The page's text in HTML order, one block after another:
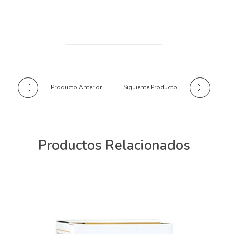
Producto Anterior Siguiente Producto
Productos Relacionados